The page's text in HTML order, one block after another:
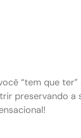
“tem que
preservando a